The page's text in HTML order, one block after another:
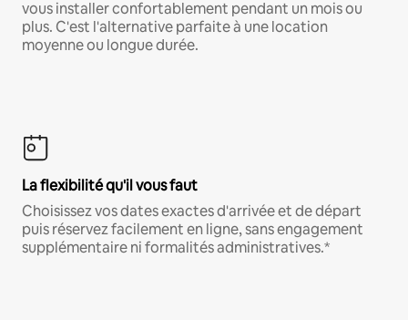
vous installer confortablement pendant un mois ou
plus. C'est l'alternative parfaite à une location
moyenne ou longue durée.
La flexibilité qu'il vous faut
Choisissez vos dates exactes d'arrivée et de départ
puis réservez facilement en ligne, sans engagement
supplémentaire ni formalités administratives.*